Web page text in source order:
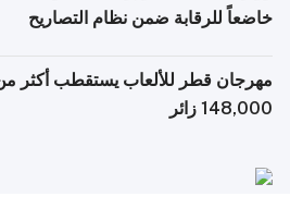
خاضعاً للرقابة ضمن نظام التصاريح
مهرجان قطر للألعاب يستقطب أكثر
148,000 زائر